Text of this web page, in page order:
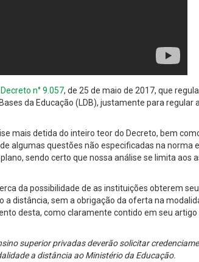
Decreto n° 9.057, de 25 de maio de 2017, que
da Educação (LDB), justamente para regular
mais detida do inteiro teor do Decreto, bem
algumas questões não especificadas na norma
sendo certo que nossa análise se limita aos
da possibilidade de as instituições obterem
distância, sem a obrigação da oferta na
desta, como claramente contido em seu artigo
superior privadas deverão solicitar
a distância ao Ministério da Educação.